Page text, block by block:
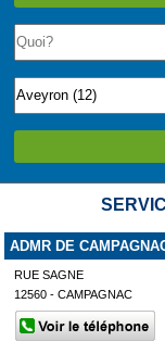
ADMR DE
RUE SAGNE
12560 - CAMPAGNAC